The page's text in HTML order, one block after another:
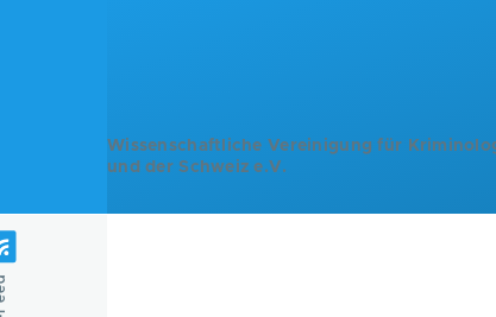
Wissenschaftliche Vereinigung für
und der Schweiz e.V.